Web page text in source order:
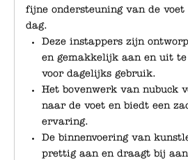
fijne ondersteuning van de voet
dag.
Deze instappers zijn
en gemakkelijk aan en uit
voor dagelijks gebruik.
Het bovenwerk van nubuck
naar de voet en biedt een
ervaring.
De binnenvoering van
prettig aan en draagt bij